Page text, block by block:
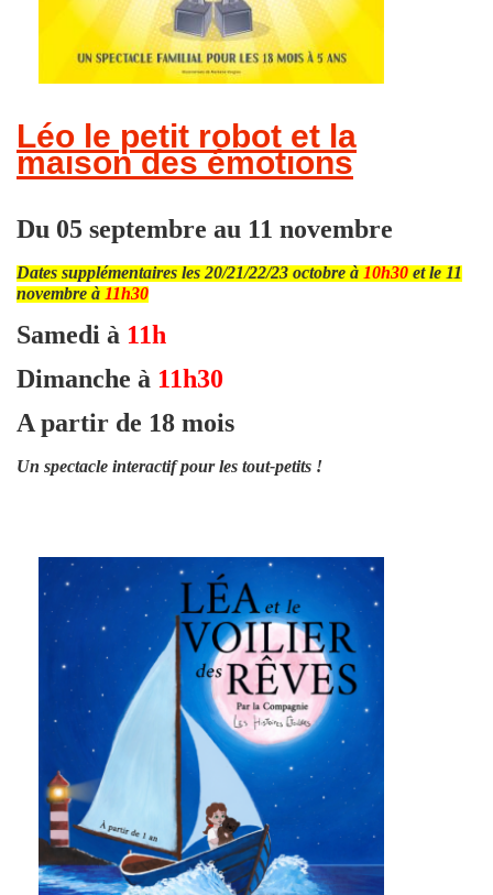
Léo le petit robot et la
maison des émotions
Du 05 septembre au 11 novembre
Dates supplémentaires les 20/21/22/23 octobre à 10h30 et le 11
novembre à 11h30
Samedi à 11h
Dimanche à 11h30
A partir de 18 mois
Un spectacle interactif pour les tout-petits !